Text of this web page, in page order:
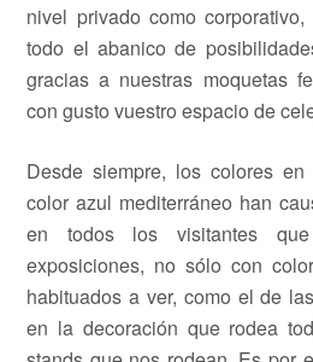
nivel privado como
todo el abanico de
gracias a nuestras moquetas
con gusto vuestro espacio de
Desde siempre, los colores en
color azul mediterráneo han
en todos los visitantes
exposiciones, no sólo con
habituados a ver, como el de
en la decoración que rodea